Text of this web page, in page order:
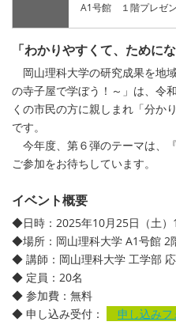
A1号館 １階プレゼ
「わかりやすくて、ために
岡山理科大学の研究成果を地
の寺子屋で学ぼう！～」は、令
くの市民の方に親しまれ「分か
です。
今年度、第６弾のテーマは、
ご参加をお待ちしています。
イベント概要
◆日時：2025年10月25日（土）
◆場所：岡山理科大学 A1号館 2
◆ 講師：岡山理科大学 工学部
◆ 定員：20名
◆ 参加費：無料
◆ 申し込み受付：
申し込みフ